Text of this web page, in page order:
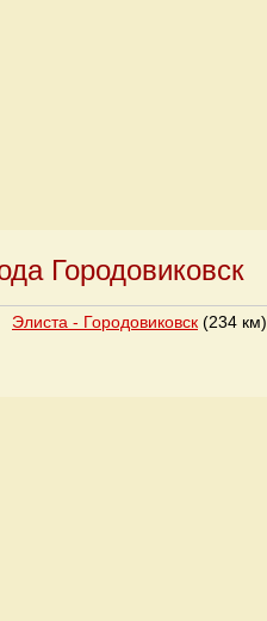
Городовиковск
Элиста - Городовиковск (234 км)